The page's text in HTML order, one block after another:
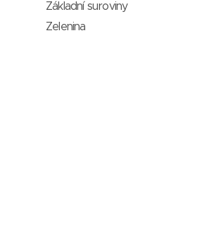
Základní suroviny
Zelenina